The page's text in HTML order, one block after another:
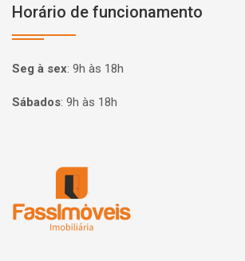
Horário de funcionamento
Seg à sex: 9h às 18h
Sábados: 9h às 18h